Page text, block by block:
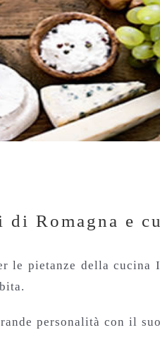
di Romagna e
le pietanze della
personalità con il